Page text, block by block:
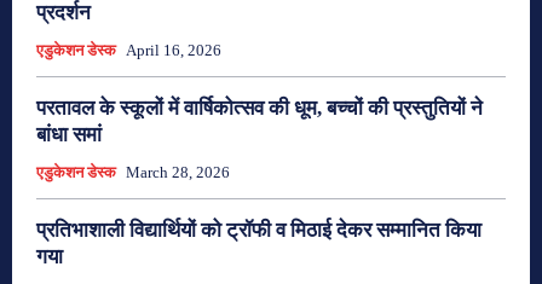
प्रदर्शन
एडुकेशन डेस्क April 16, 2026
परतावल के स्कूलों में वार्षिकोत्सव की धूम, बच्चों की प्रस्तुतियों ने
बांधा समां
एडुकेशन डेस्क March 28, 2026
प्रतिभाशाली विद्यार्थियों को ट्रॉफी व मिठाई देकर सम्मानित किया
गया